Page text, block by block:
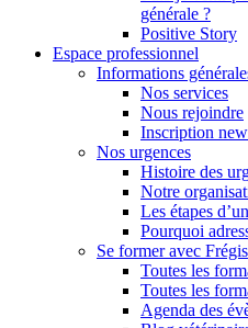
générale ?
Positive Story
Espace professionnel
Informations
Nos services
Nous rejoindre
Inscription
Nos urgences
Histoire des
Notre
Les étapes
Pourquoi
Se former avec Frégis
Toutes les
Toutes les
Agenda des